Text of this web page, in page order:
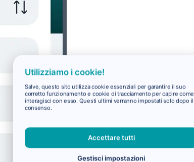
Utilizziamo i cookie!
Salve, questo sito utilizza cookie essenziali per garantire il suo
corretto funzionamento e cookie di tracciamento per capire come
interagisci con esso. Questi ultimi verranno impostati solo dopo il
consenso.
Accettare tutti
Gestisci impostazioni